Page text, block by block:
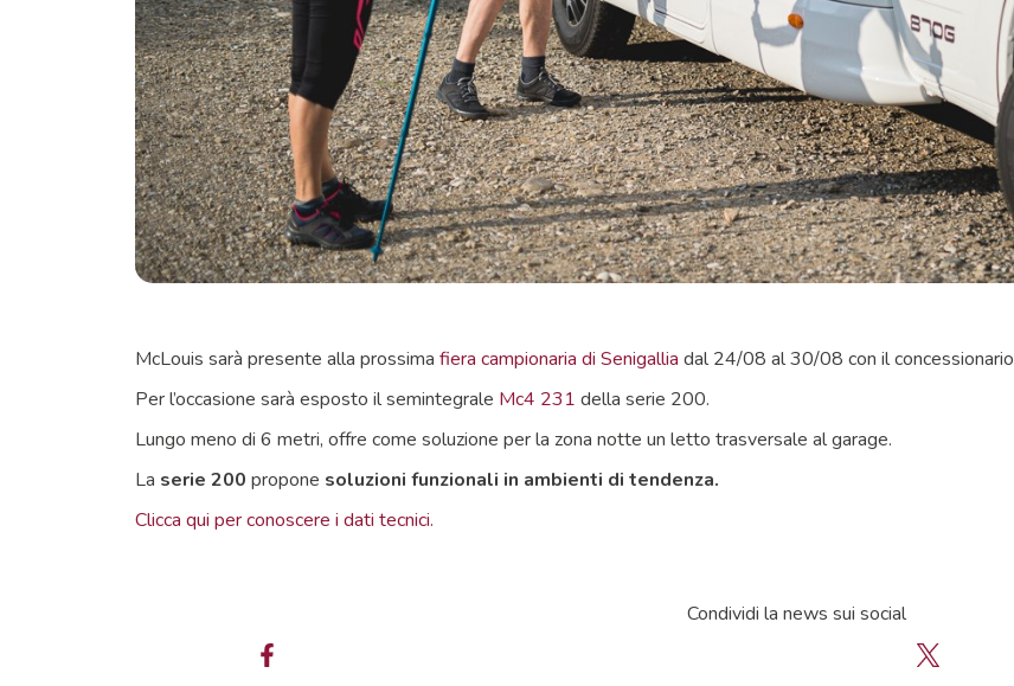
McLouis sarà presente alla prossima fiera campionaria di Senigallia dal 24/08 al 30/08 con il concessionario
Per l’occasione sarà esposto il semintegrale Mc4 231 della serie 200.
Lungo meno di 6 metri, offre come soluzione per la zona notte un letto trasversale al garage.
La serie 200 propone soluzioni funzionali in ambienti di tendenza.
Clicca qui per conoscere i dati tecnici.
Condividi la news sui social